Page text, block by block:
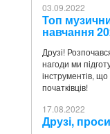
03.09.2022
Топ
навчання
Друзі!
нагоди ми
інструментів,
початківців!
17.08.2022
Друзі,